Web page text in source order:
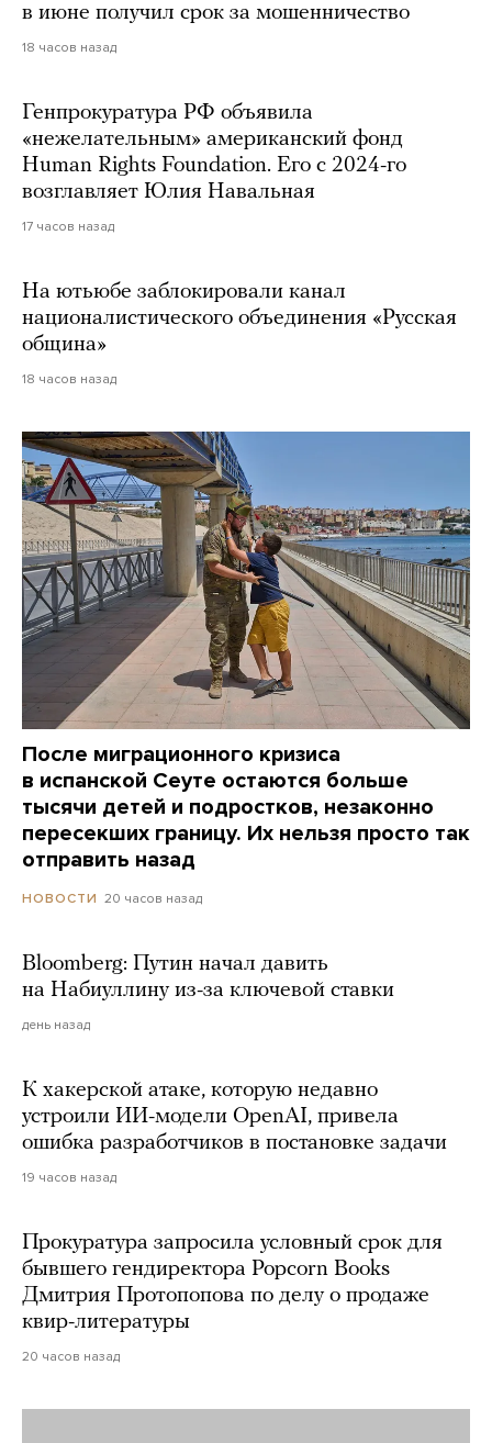
в июне получил срок за мошенничество
18 часов назад
Генпрокуратура РФ объявила
«нежелательным» американский фонд
Human Rights Foundation. Его с 2024-го
возглавляет Юлия Навальная
17 часов назад
На ютьюбе заблокировали канал
националистического объединения «Русская
община»
18 часов назад
После миграционного кризиса
в испанской Сеуте остаются больше
тысячи детей и подростков, незаконно
пересекших границу. Их нельзя просто так
отправить назад
НОВОСТИ 20 часов назад
Bloomberg: Путин начал давить
на Набиуллину из-за ключевой ставки
день назад
К хакерской атаке, которую недавно
устроили ИИ-модели OpenAI, привела
ошибка разработчиков в постановке задачи
19 часов назад
Прокуратура запросила условный срок для
бывшего гендиректора Popcorn Books
Дмитрия Протопопова по делу о продаже
квир-литературы
20 часов назад